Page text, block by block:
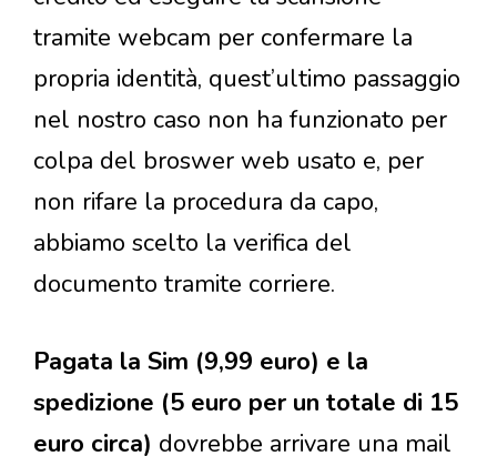
tramite webcam per confermare la
propria identità, quest’ultimo passaggio
nel nostro caso non ha funzionato per
colpa del broswer web usato e, per
non rifare la procedura da capo,
abbiamo scelto la verifica del
documento tramite corriere.
Pagata la Sim (9,99 euro) e la
spedizione (5 euro per un totale di 15
euro circa) dovrebbe arrivare una mail